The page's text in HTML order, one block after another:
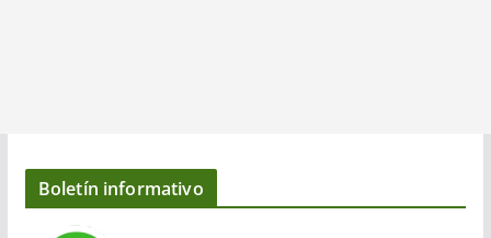
Boletín informativo